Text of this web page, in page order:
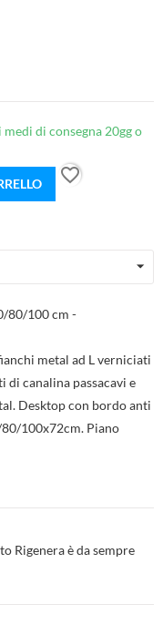
di consegna 20gg o
favorite_border
80/100 cm -
metal ad L verniciati
di canalina passacavi e
Desktop con bordo anti
100x72cm. Piano
Rigenera è da sempre